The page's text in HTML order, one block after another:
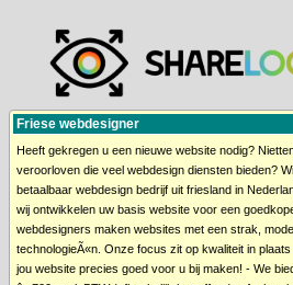
Friese webdesigner
Heeft gekregen u een nieuwe website nodig?
veroorloven die veel webdesign diensten bieden?
betaalbaar webdesign bedrijf uit friesland in
wij ontwikkelen uw basis website voor een
webdesigners maken websites met een strak,
technologieÃ«n. Onze focus zit op kwaliteit in
jou website precies goed voor u bij maken! - We